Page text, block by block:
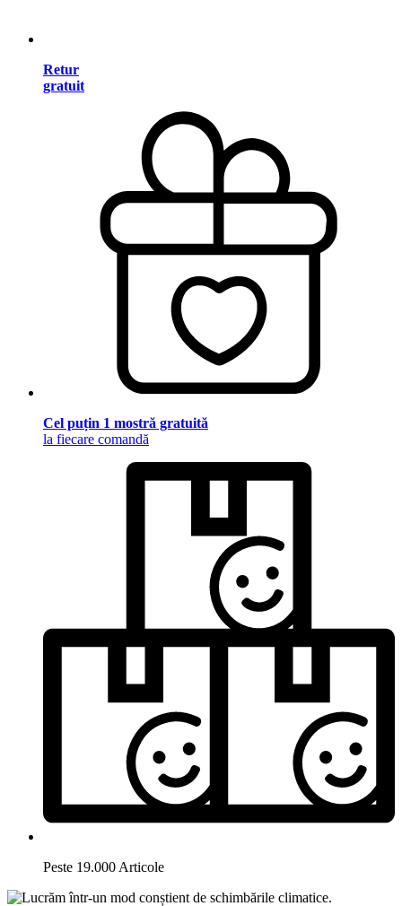
Retur
gratuit
Cel puțin 1 mostră gratuită
la fiecare comandă
Peste 19.000 Articole